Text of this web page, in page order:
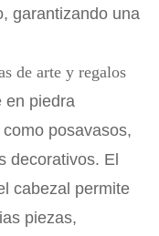
garantizando una
de arte y regalos
en piedra
posavasos,
decorativos. El
cabezal permite
piezas,